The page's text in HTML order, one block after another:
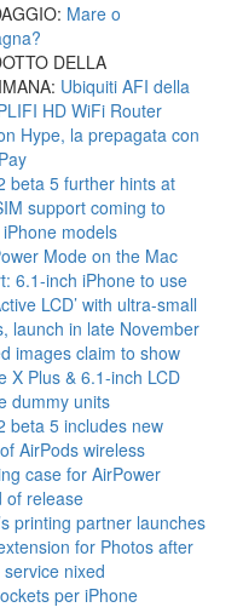
Mare o
DELLA
Ubiquiti AFI della
HD WiFi Router
Hype, la prepagata con
beta 5 further hints at
support coming to
models
Mode on the Mac
6.1-inch iPhone to use
LCD’ with ultra-small
launch in late November
images claim to show
X Plus & 6.1-inch LCD
dummy units
beta 5 includes new
AirPods wireless
case for AirPower
of release
printing partner launches
for Photos after
service nixed
per iPhone